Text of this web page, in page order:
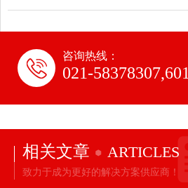
咨询热线：
021-58378307,601
相关文章 ARTICLES
致力于成为更好的解决方案供应商！